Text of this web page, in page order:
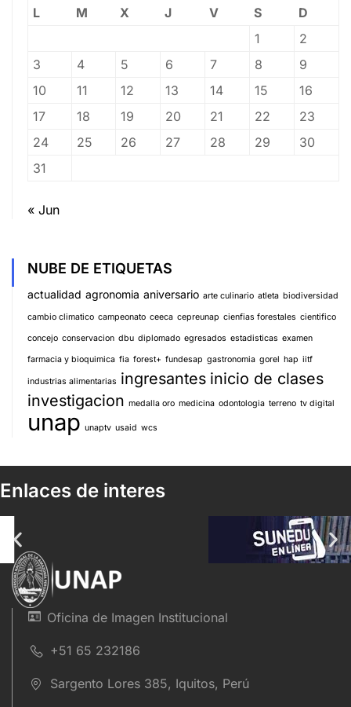
L
M X J V S
D
1
2
3
4 5 6 7 8
9
10
11 12 13 14 15
16
17
18 19 20 21 22
23
24
25 26 27 28 29
30
31
« Jun
NUBE DE ETIQUETAS
actualidad agronomia aniversario arte culinario atleta biodiversidad
cambio climatico campeonato ceeca cepreunap cienfias forestales cientifico
concejo conservacion dbu diplomado egresados estadisticas examen
farmacia y bioquimica fia forest+ fundesap gastronomia gorel hap iitf
industrias alimentarias ingresantes inicio de clases
investigacion medalla oro medicina odontologia terreno tv digital
unap unaptv usaid wcs
Enlaces de interes
Oficina de Imagen Institucional
+51 65 232186
Sargento Lores 385, Iquitos, Perú